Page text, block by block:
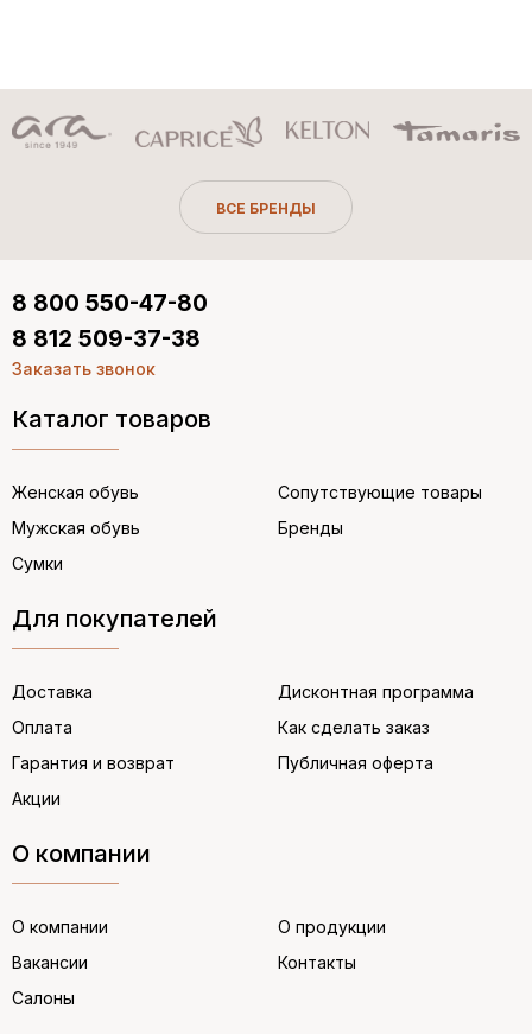
ВСЕ БРЕНДЫ
Каталог товаров
Женская обувь
Мужская обувь
Сумки
Сопутствующие товары
Бренды
Для покупателей
Доставка
Оплата
Гарантия и возврат
Акции
Дисконтная программа
Как сделать заказ
Публичная оферта
О компании
О компании
Вакансии
Салоны
О продукции
Контакты
8 800 550-47-80
8 812 509-37-38
Заказать звонок